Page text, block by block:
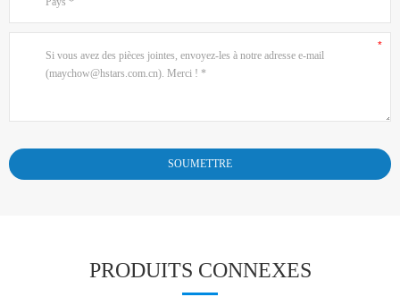
PRODUITS CONNEXES